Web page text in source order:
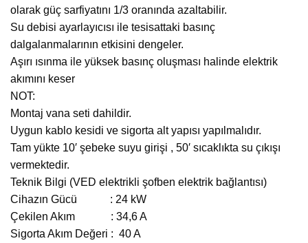
olarak güç sarfiyatını 1/3 oranında azaltabilir.
Su debisi ayarlayıcısı ile tesisattaki basınç
dalgalanmalarının etkisini dengeler.
Aşırı ısınma ile yüksek basınç oluşması halinde elektrik
akımını keser
NOT:
Montaj vana seti dahildir.
Uygun kablo kesidi ve sigorta alt yapısı yapılmalıdır.
Tam yükte 10′ şebeke suyu girişi , 50′ sıcaklıkta su çıkışı
vermektedir.
Teknik Bilgi (VED elektrikli şofben elektrik bağlantısı)
Cihazın Gücü : 24 kW
Çekilen Akım : 34,6 A
Sigorta Akım Değeri : 40 A